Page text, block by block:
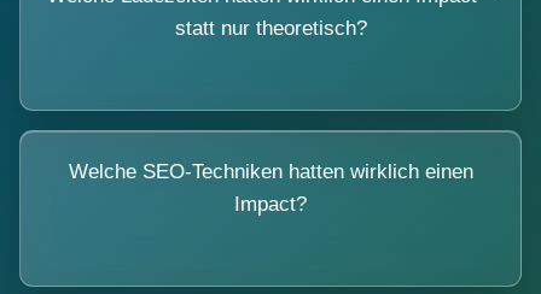
statt nur theoretisch?
Welche SEO-Techniken hatten wirklich einen
Impact?